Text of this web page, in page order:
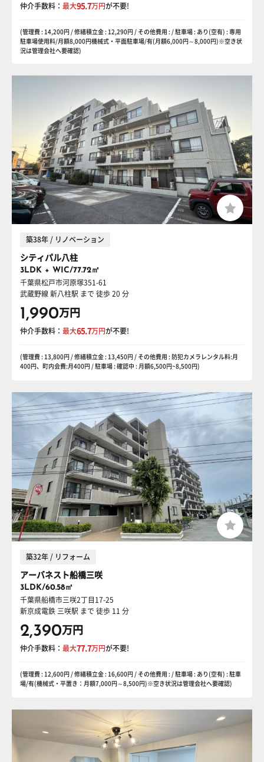
仲介手数料： 最大95.7万円が不要!
(管理費 : 14,200円 / 修繕積立金 : 12,290円 / その他費用 : / 駐車場 : あり(空有) : 専用
駐車場使用料/月額8,000円機械式・平面駐車場/有(月額6,000円～8,000円)※空き状
況は管理会社へ要確認)
築38年 / リノベーション
シティパル八柱
3LDK + WIC/77.72㎡
千葉県松戸市河原塚351-61
武蔵野線 新八柱駅 まで 徒歩 20 分
1,990万円
仲介手数料： 最大65.7万円が不要!
(管理費 : 13,800円 / 修繕積立金 : 13,450円 / その他費用 : 防犯カメラレンタル料:月
400円、町内会費:月400円 / 駐車場 : 確認中 : 月額6,500円~8,500円)
築32年 / リフォーム
アーバネスト船橋三咲
3LDK/60.58㎡
千葉県船橋市三咲2丁目17-25
新京成電鉄 三咲駅 まで 徒歩 11 分
2,390万円
仲介手数料： 最大77.7万円が不要!
(管理費 : 12,600円 / 修繕積立金 : 16,600円 / その他費用 : / 駐車場 : あり(空有) : 駐車
場/有(機械式・平置き：月額7,000円～8,500円)※空き状況は管理会社へ要確認)